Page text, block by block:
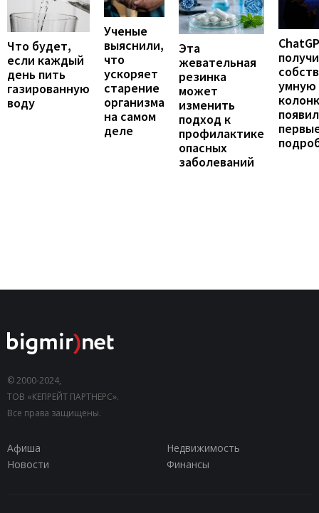
Что будет,
если каждый
день пить
газированную
воду
Ученые
выяснили,
что
ускоряет
старение
организма
на самом
деле
Эта
жевательная
резинка
может
изменить
подход к
профилактике
опасных
заболеваний
умную
© 2000-2024,
ТОВ «КЕПРЕЙТ ПАРТНЕРС».
Все права защищены.
Афиша
Недвижимость
Новости
Финансы